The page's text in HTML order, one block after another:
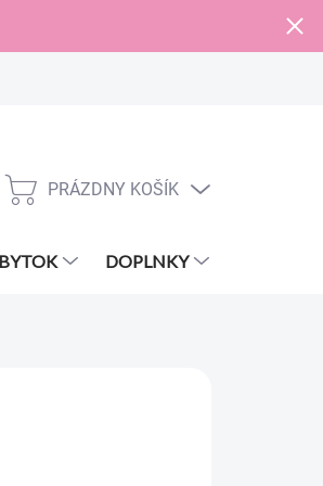
NÁKUPNÝ
PRÁZDNY KOŠÍK
DOPLNKY